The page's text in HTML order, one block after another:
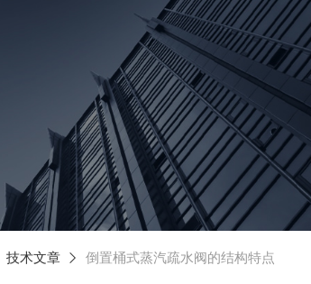
技术文章 倒置桶式蒸汽疏水阀的结构特点